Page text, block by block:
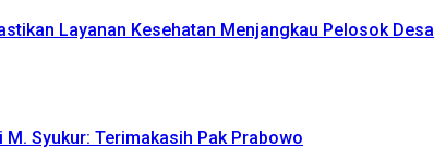
Layanan Kesehatan Menjangkau Pelosok Desa
Syukur: Terimakasih Pak Prabowo